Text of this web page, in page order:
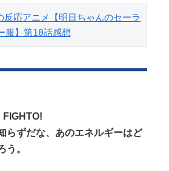
互RSS
反応アニメ【明日ちゃんのセーラ
服】第10話感想
FIGHTO!
らずだな、あのエネルギーはど
う。